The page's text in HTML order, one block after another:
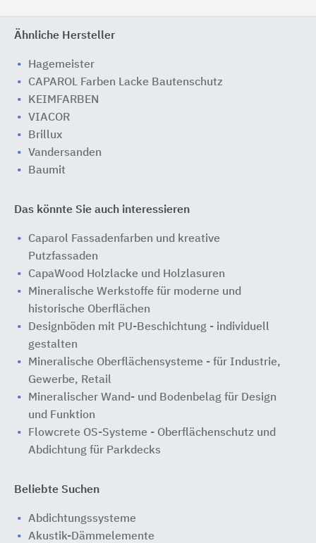
Ähnliche Hersteller
Hagemeister
CAPAROL Farben Lacke Bautenschutz
KEIMFARBEN
VIACOR
Brillux
Vandersanden
Baumit
Das könnte Sie auch interessieren
Caparol Fassadenfarben und kreative
Putzfassaden
CapaWood Holzlacke und Holzlasuren
Mineralische Werkstoffe für moderne und
historische Oberflächen
Designböden mit PU-Beschichtung - individuell
gestalten
Mineralische Oberflächensysteme - für Industrie,
Gewerbe, Retail
Mineralischer Wand- und Bodenbelag für Design
und Funktion
Flowcrete OS-Systeme - Oberflächenschutz und
Abdichtung für Parkdecks
Beliebte Suchen
Abdichtungssysteme
Akustik-Dämmelemente